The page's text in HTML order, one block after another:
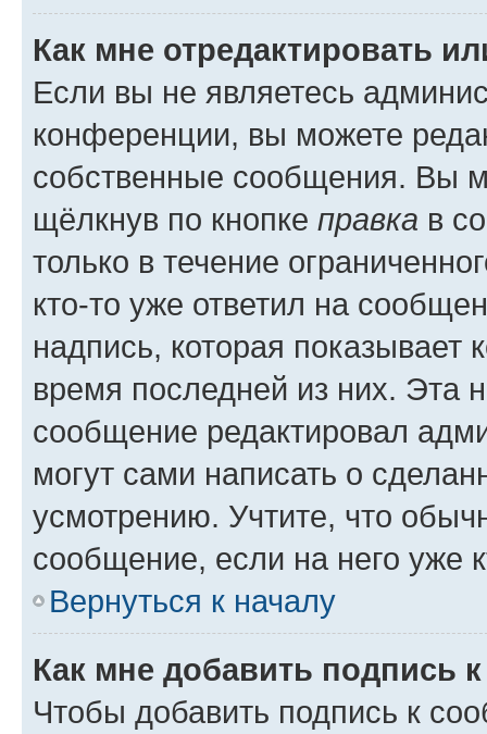
Как мне отредактировать
Если вы не являетесь
конференции, вы можете
собственные сообщения. Вы
щёлкнув по кнопке правка в
только в течение
кто-то уже ответил на
надпись, которая показывает
время последней из них. Эта
сообщение редактировал
могут сами написать о
усмотрению. Учтите, что
сообщение, если на него уже
Вернуться к началу
Как мне добавить подпись
Чтобы добавить подпись к